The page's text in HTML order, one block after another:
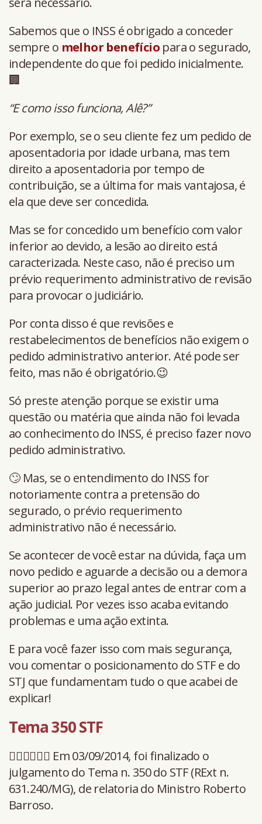
Sabemos que o INSS é obrigado a conceder
sempre o melhor benefício para o segurado,
independente do que foi pedido inicialmente.
🏢
“E como isso funciona, Alê?”
Por exemplo, se o seu cliente fez um pedido de
aposentadoria por idade urbana, mas tem
direito a aposentadoria por tempo de
contribuição, se a última for mais vantajosa, é
ela que deve ser concedida.
Mas se for concedido um benefício com valor
inferior ao devido, a lesão ao direito está
caracterizada. Neste caso, não é preciso um
prévio requerimento administrativo de revisão
para provocar o judiciário.
Por conta disso é que revisões e
restabelecimentos de benefícios não exigem o
pedido administrativo anterior. Até pode ser
feito, mas não é obrigatório.😉
Só preste atenção porque se existir uma
questão ou matéria que ainda não foi levada
ao conhecimento do INSS, é preciso fazer novo
pedido administrativo.
🙄 Mas, se o entendimento do INSS for
notoriamente contra a pretensão do
segurado, o prévio requerimento
administrativo não é necessário.
Se acontecer de você estar na dúvida, faça um
novo pedido e aguarde a decisão ou a demora
superior ao prazo legal antes de entrar com a
ação judicial. Por vezes isso acaba evitando
problemas e uma ação extinta.
E para você fazer isso com mais segurança,
vou comentar o posicionamento do STF e do
STJ que fundamentam tudo o que acabei de
explicar!
Tema 350 STF
👩🏻‍⚖️👨🏻‍⚖️ Em 03/09/2014, foi finalizado o
julgamento do Tema n. 350 do STF (RExt n.
631.240/MG), de relatoria do Ministro Roberto
Barroso.